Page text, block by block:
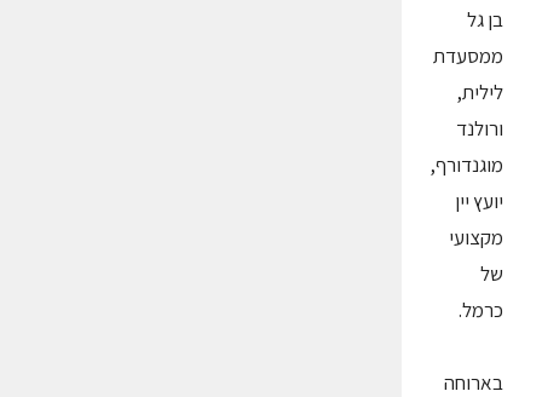
בן גל
ממסעדת
לילית,
ורולנד
מוגנדורף,
יועץ יין
מקצועי
של
כרמל.
בארוחה